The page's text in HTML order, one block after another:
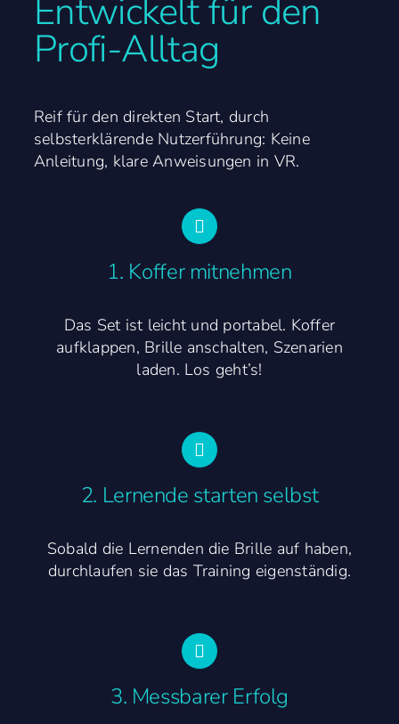
Entwickelt für den
Profi-Alltag
Reif für den direkten Start, durch
selbsterklärende Nutzerführung: Keine
Anleitung, klare Anweisungen in VR.
1. Koffer mitnehmen
Das Set ist leicht und portabel. Koffer
aufklappen, Brille anschalten, Szenarien
laden. Los geht’s!
2. Lernende starten selbst
Sobald die Lernenden die Brille auf haben,
durchlaufen sie das Training eigenständig.
3. Messbarer Erfolg